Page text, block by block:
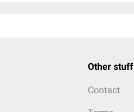
Other stuff
Contact